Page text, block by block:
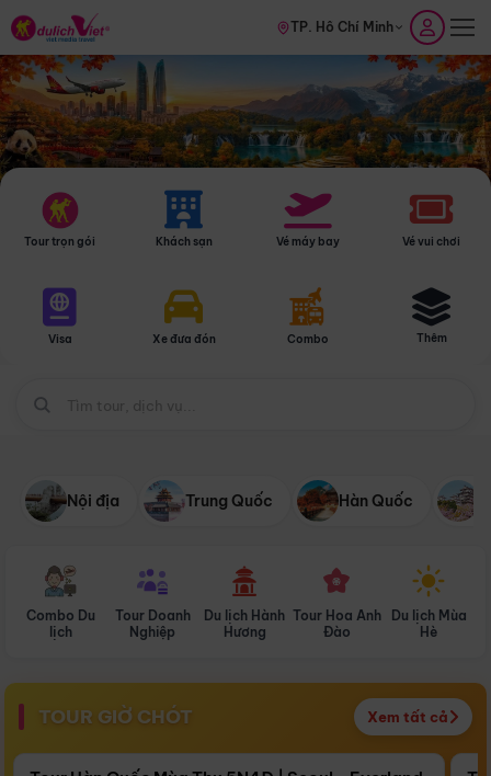
TP. Hồ Chí Minh
Tour trọn gói Khách sạn Vé máy bay Vé vui chơi
Visa Xe đưa đón Combo Thêm
Nội địa Trung Quốc Hàn Quốc
Combo Du
lịch
Tour Doanh
Nghiệp
Du lịch Hành
Hương
Tour Hoa Anh
Đào
Du lịch Mùa
Hè
TOUR GIỜ CHÓT Xem tất cả
Điểm nổi bật